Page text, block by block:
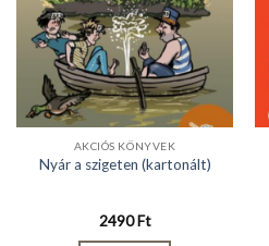
AKCIÓS KÖNYVEK
Nyár a szigeten (kartonált)
2490Ft